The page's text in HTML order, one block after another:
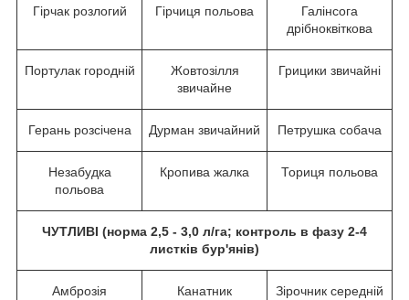
Гірчак розлогий Гірчиця польова
Галінсога
дрібноквіткова
Портулак городній
Жовтозілля
звичайне
Грицики звичайні
Герань розсічена Дурман звичайний Петрушка собача
Незабудка
польова
Кропива жалка Ториця польова
ЧУТЛИВІ (норма 2,5 - 3,0 л/га; контроль в фазу 2-4
листків бур'янів)
Амброзія
Канатник
Зірочник середній